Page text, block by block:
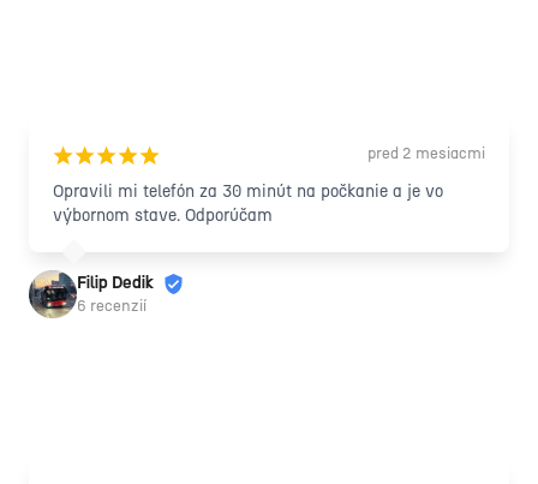
¡¡¡¡¡ pred 2 mesiacmi
Opravili mi telefón za 30 minút na počkanie a je vo
výbornom stave. Odporúčam
Filip Dedik
6 recenzií